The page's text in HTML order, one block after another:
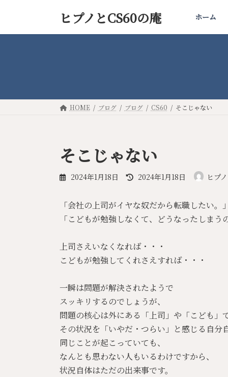
ッ
移
ヒプノとCS60の庵 ホーム
HOME ブログ ブログ CS60 そこじゃない
そこじゃない
2024年1月18日
最
新
日
時
2024年1月18日 ヒプ
「会社の上司がイヤな奴だから転職したい。」
「こどもが勉強しなくて、どうなったしまう
上司さえいなくなれば・・・
こどもが勉強してくれさえすれば・・・
一瞬は問題が解決されたようで
スッキリするのでしょうが、
問題の核心は外にある「上司」や「こども」
その状況を「いやだ・つらい」と感じる自分
同じことが起こっていても、
なんとも思わない人もいるわけですから、
状況自体はただの出来事です。